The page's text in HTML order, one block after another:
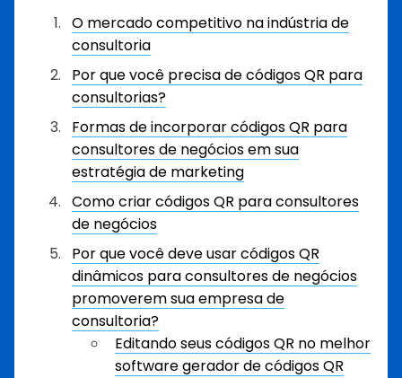
O mercado competitivo na indústria de
consultoria
Por que você precisa de códigos QR para
consultorias?
Formas de incorporar códigos QR para
consultores de negócios em sua
estratégia de marketing
Como criar códigos QR para consultores
de negócios
Por que você deve usar códigos QR
dinâmicos para consultores de negócios
promoverem sua empresa de
consultoria?
Editando seus códigos QR no melhor
software gerador de códigos QR